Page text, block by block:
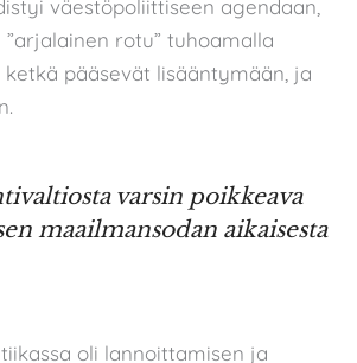
väestöpoliittiseen agendaan,
rotu” tuhoamalla
pääsevät lisääntymään, ja
varsin poikkeava
maailmansodan aikaisesta
oli lannoittamisen ja